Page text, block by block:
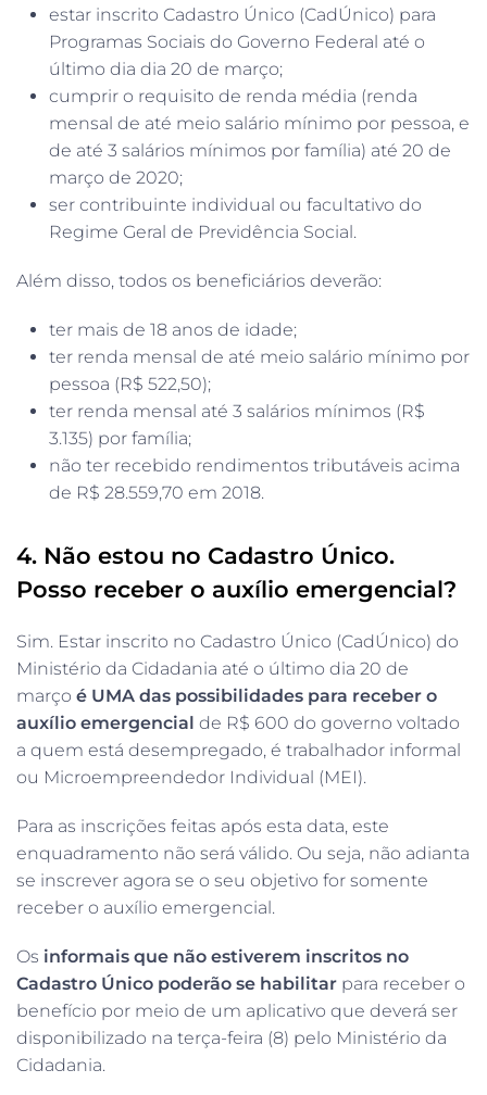
estar inscrito Cadastro Único (CadÚnico) para
Programas Sociais do Governo Federal até o
último dia dia 20 de março;
cumprir o requisito de renda média (renda
mensal de até meio salário mínimo por pessoa, e
de até 3 salários mínimos por família) até 20 de
março de 2020;
ser contribuinte individual ou facultativo do
Regime Geral de Previdência Social.
Além disso, todos os beneficiários deverão:
ter mais de 18 anos de idade;
ter renda mensal de até meio salário mínimo por
pessoa (R$ 522,50);
ter renda mensal até 3 salários mínimos (R$
3.135) por família;
não ter recebido rendimentos tributáveis acima
de R$ 28.559,70 em 2018.
4. Não estou no Cadastro Único.
Posso receber o auxílio emergencial?
Sim. Estar inscrito no Cadastro Único (CadÚnico) do
Ministério da Cidadania até o último dia 20 de
março é UMA das possibilidades para receber o
auxílio emergencial de R$ 600 do governo voltado
a quem está desempregado, é trabalhador informal
ou Microempreendedor Individual (MEI).
Para as inscrições feitas após esta data, este
enquadramento não será válido. Ou seja, não adianta
se inscrever agora se o seu objetivo for somente
receber o auxílio emergencial.
Os informais que não estiverem inscritos no
Cadastro Único poderão se habilitar para receber o
benefício por meio de um aplicativo que deverá ser
disponibilizado na terça-feira (8) pelo Ministério da
Cidadania.